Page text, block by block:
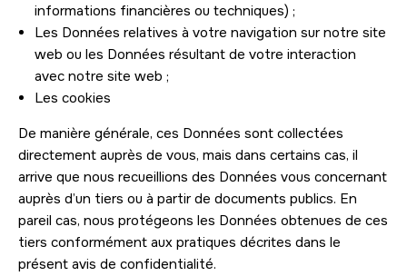
informations financières ou techniques) ;
Les Données relatives à votre navigation sur notre site
web ou les Données résultant de votre interaction
avec notre site web ;
Les cookies
De manière générale, ces Données sont collectées
directement auprès de vous, mais dans certains cas, il
arrive que nous recueillions des Données vous concernant
auprès d’un tiers ou à partir de documents publics. En
pareil cas, nous protégeons les Données obtenues de ces
tiers conformément aux pratiques décrites dans le
présent avis de confidentialité.